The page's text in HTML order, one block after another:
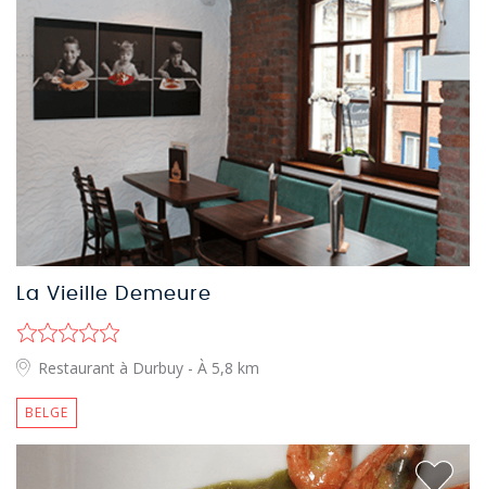
La Vieille Demeure
Restaurant à Durbuy - À 5,8 km
BELGE